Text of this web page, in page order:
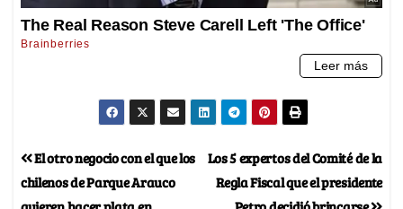
Los 5 expertos del Comité de la
Regla Fiscal que el presidente
El otro negocio con el que los
chilenos de Parque Arauco